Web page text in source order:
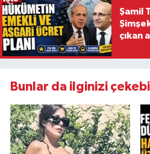
Şamil
çıkan
Bunlar da ilginizi